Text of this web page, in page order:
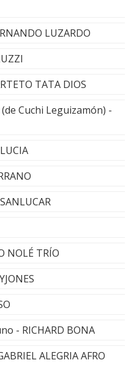
LUZARDO
TATA DIOS
Cuchi Leguizamón) -
NOLÉ TRÍO
- RICHARD BONA
ALEGRIA AFRO